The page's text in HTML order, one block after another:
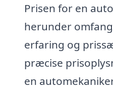
Prisen for en
herunder
erfaring og
præcise
en